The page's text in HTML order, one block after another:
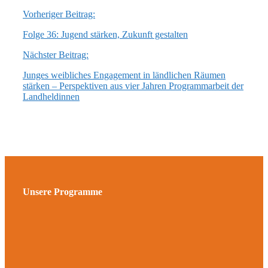
Vorheriger Beitrag:
Folge 36: Jugend stärken, Zukunft gestalten
Nächster Beitrag:
Junges weibliches Engagement in ländlichen Räumen
stärken – Perspektiven aus vier Jahren Programmarbeit der
Landheldinnen
Unsere Programme